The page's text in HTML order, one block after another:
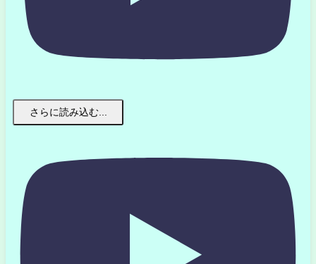
さらに読み込む...